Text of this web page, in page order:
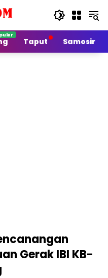
Taput Samosir
Gerak IBI KB-